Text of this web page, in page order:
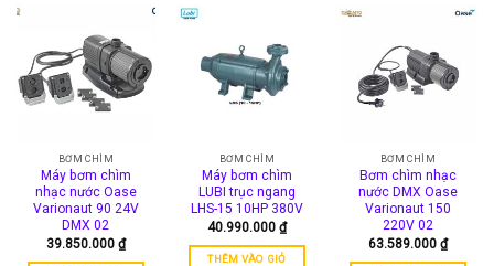
BƠM CHÌM
Máy bơm chìm
nhạc nước Oase
Varionaut 90 24V
DMX 02
39.850.000 ₫
BƠM CHÌM
Máy bơm chìm
LUBI trục ngang
LHS-15 10HP 380V
40.990.000 ₫
THÊM VÀO GIỎ
BƠM CHÌM
Bơm chìm nhạc
nước DMX Oase
Varionaut 150
220V 02
63.589.000 ₫